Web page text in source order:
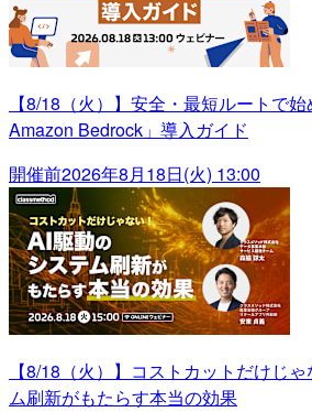
【8/18（火）】安全・最短ルートで
Amazon Bedrock」導入ガイド
開催前2026年8月18日(火) 13:00
【8/18（火）】コストカットだけじ
ム刷新がもたらす本当の効果